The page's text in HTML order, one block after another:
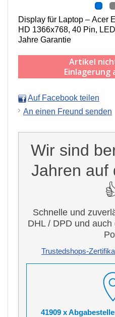
Display für Laptop – Acer
HD 1366x768, 40 Pin,
Jahre Garantie
Artikel
Einlagerung
Auf Facebook teilen
An einen Freund senden
Wir sind
Jahren auf
Schnelle und
DHL / DPD und
Trustedshops-
41909 x